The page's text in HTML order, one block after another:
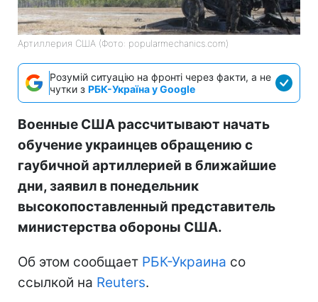
Артиллерия США (Фото: popularmechanics.com)
Розумій ситуацію на фронті через факти, а не
чутки з РБК-Україна у Google
Военные США рассчитывают начать
обучение украинцев обращению с
гаубичной артиллерией в ближайшие
дни, заявил в понедельник
высокопоставленный представитель
министерства обороны США.
Об этом сообщает РБК-Украина со
ссылкой на Reuters.